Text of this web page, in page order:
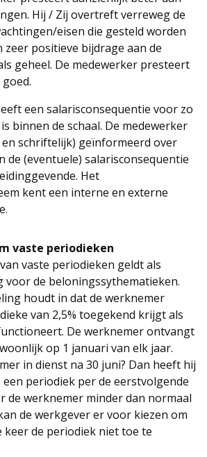
Hij / Zij overtreft verreweg de
eisen die gesteld worden
zeer positieve bijdrage aan de
geheel. De medewerker presteert
een salarisconsequentie voor zo
binnen de schaal. De medewerker
schriftelijk) geïnformeerd over
de (eventuele) salarisconsequentie
Het
kent een interne en externe
vaste periodieken
vaste periodieken geldt als
voor de beloningssythematieken.
houdt in dat de werknemer
van 2,5% toegekend krijgt als
De werknemer ontvangt
op 1 januari van elk jaar.
in dienst na 30 juni? Dan heeft hij
periodiek per de eerstvolgende
de werknemer minder dan normaal
de werkgever er voor kiezen om
keer de periodiek niet toe te